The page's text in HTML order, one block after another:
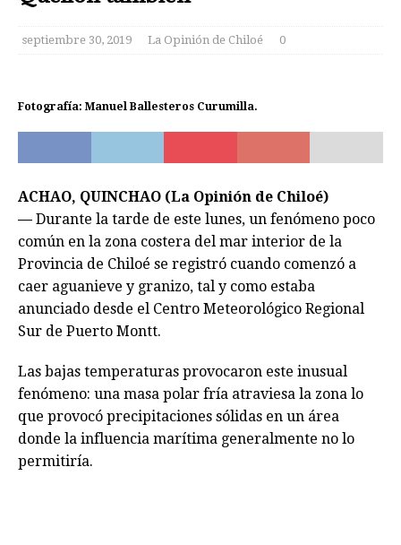
septiembre 30, 2019 La Opinión de Chiloé 0
Fotografía: Manuel Ballesteros Curumilla.
ACHAO, QUINCHAO (La Opinión de Chiloé)
— Durante la tarde de este lunes, un fenómeno poco
común en la zona costera del mar interior de la
Provincia de Chiloé se registró cuando comenzó a
caer aguanieve y granizo, tal y como estaba
anunciado desde el Centro Meteorológico Regional
Sur de Puerto Montt.
Las bajas temperaturas provocaron este inusual
fenómeno: una masa polar fría atraviesa la zona lo
que provocó precipitaciones sólidas en un área
donde la influencia marítima generalmente no lo
permitiría.